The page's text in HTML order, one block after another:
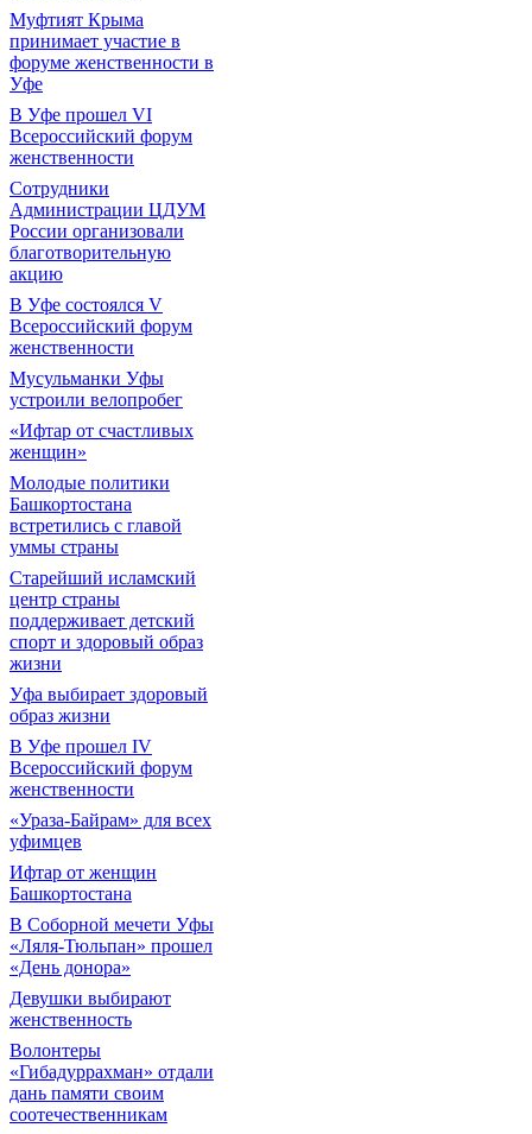
Муфтият Крыма
принимает участие в
форуме женственности в
Уфе
В Уфе прошел VI
Всероссийский форум
женственности
Сотрудники
Администрации ЦДУМ
России организовали
благотворительную
акцию
В Уфе состоялся V
Всероссийский форум
женственности
Мусульманки Уфы
устроили велопробег
«Ифтар от счастливых
женщин»
Молодые политики
Башкортостана
встретились с главой
уммы страны
Старейший исламский
центр страны
поддерживает детский
спорт и здоровый образ
жизни
Уфа выбирает здоровый
образ жизни
В Уфе прошел IV
Всероссийский форум
женственности
«Ураза-Байрам» для всех
уфимцев
Ифтар от женщин
Башкортостана
В Соборной мечети Уфы
«Ляля-Тюльпан» прошел
«День донора»
Девушки выбирают
женственность
Волонтеры
«Гибадуррахман» отдали
дань памяти своим
соотечественникам